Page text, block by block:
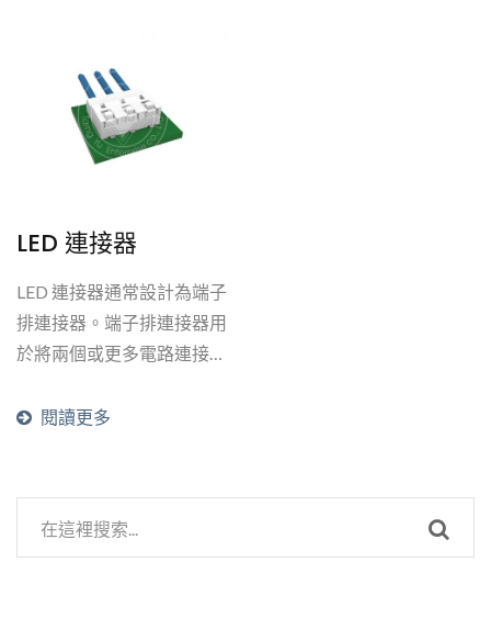
機、助聽器以及音視頻設
備。其他：TF2542...
LED 連接器
LED 連接器通常設計為端子
排連接器。端子排連接器用
於將兩個或更多電路連接在
板的連接。我們的LED連接
免工具、節省時間的連接方
閱讀更多